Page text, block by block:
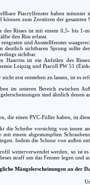
Piacrylfenster haben
können zum Zerstören der
des Risses ist mit einem 0,5- bis 1-
den Riss erfasst.
und Ausstellfenster
deutlich sichtbaren Sprung sollte
sichtbar.
Haarriss ist ein Anfeilen des
Leipzig und Piacoll PW 51
nicht erst entstehen zu lassen, ist es
im unteren Bereich zwischen
sind ähnlich denen
die einen PVC-Füller haben, ist
die Scheibe vorsichtig von innen
einem abgestumpften
Indem die Schnur von außen
weiterverwendet werden, so ist
straff um das Fenster legen und
Mängelerscheinungen an der